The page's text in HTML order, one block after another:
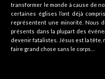
transformer le monde à cause de
certaines églises l’ont déjà
représentent une minorité. Nous
présents dans la plupart des
devenir fatalistes. Jésus est la tête,
faire grand chose sans le corps…